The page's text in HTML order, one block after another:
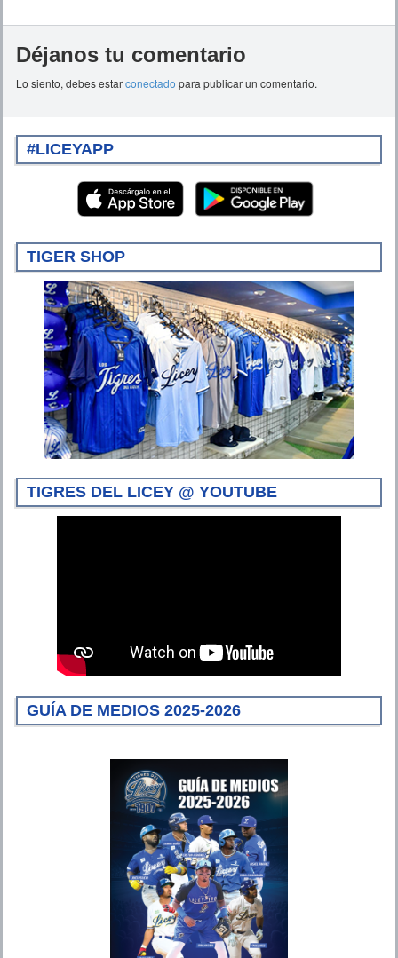
Déjanos tu comentario
Lo siento, debes estarconectado para publicar un comentario.
#LICEYAPP
TIGER SHOP
TIGRES DEL LICEY @ YOUTUBE
GUÍA DE MEDIOS 2025-2026